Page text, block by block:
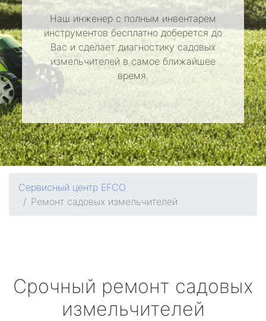
Наш инженер с полным инвентарем
инструментов бесплатно доберется до
Вас и сделает диагностику садовых
измельчителей в самое ближайшее
время.
Сервисный центр EFCO
Ремонт садовых измельчителей
Срочный ремонт садовых
измельчителей